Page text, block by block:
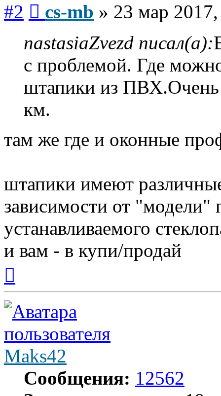
#2 cs-mb » 23 мар
nastasiaZvezd писал(а):
с проблемой. Где
штапики из ПВХ.Очень
км.
там же где и оконные
штапики имеют
зависимости от
устанавливаемого
и вам - в купи/продай
началу
Maks42
Сообщения: 12562